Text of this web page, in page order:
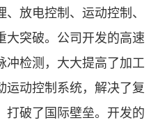
放电控制、运动控制、
大突破。公司开发的高速
冲检测，大大提高了加工
运动控制系统，解决了复
打破了国际壁垒。开发的